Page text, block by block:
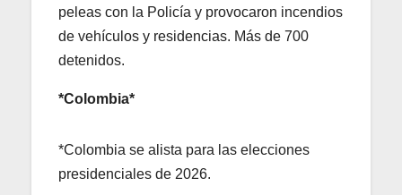
peleas con la Policía y provocaron incendios
de vehículos y residencias. Más de 700
detenidos.
*Colombia*
*Colombia se alista para las elecciones
presidenciales de 2026.